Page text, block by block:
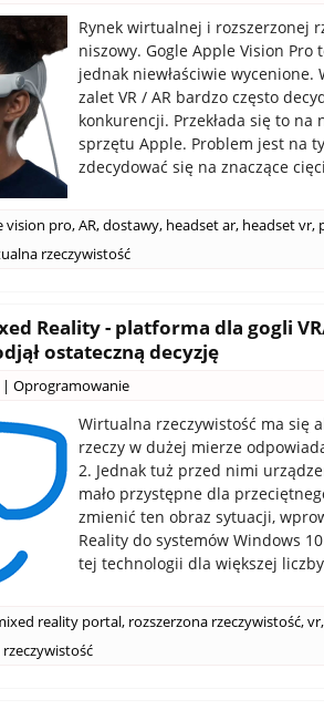
Rynek wirtualnej i rozszerzonej
niszowy. Gogle Apple Vision
jednak niewłaściwie wycenione.
zalet VR / AR bardzo często
konkurencji. Przekłada się to
sprzętu Apple. Problem jest na
zdecydować się na znaczące
vision pro,AR,dostawy, headset ar, headset vr,
rzeczywistość
Reality - platforma dla gogli
ostateczną decyzję
| Oprogramowanie
Wirtualna rzeczywistość ma się
rzeczy w dużej mierze
2. Jednak tuż przed nimi
mało przystępne dla
zmienić ten obraz sytuacji,
Reality do systemów Windows
tej technologii dla większej
reality portal, rozszerzona rzeczywistość,vr,